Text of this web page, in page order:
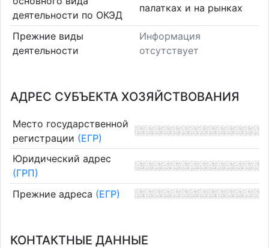
деятельности по ОКЭД
палатках и на рынках
Прежние виды
деятельности
Информация
отсутствует
АДРЕС СУБЪЕКТА ХОЗЯЙСТВОВАНИЯ
Место государственной
регистрации (ЕГР)
Юридический адрес
(ГРП)
Прежние адреса (ЕГР)
КОНТАКТНЫЕ ДАННЫЕ